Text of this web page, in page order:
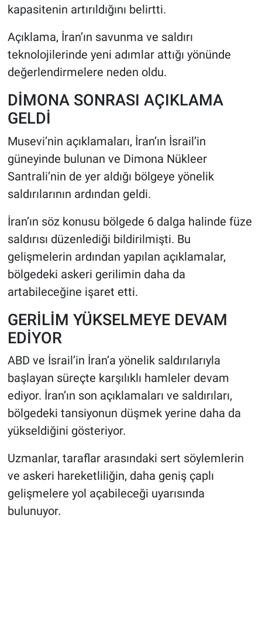
kapasitenin artırıldığını belirtti.
Açıklama, İran’ın savunma ve saldırı
teknolojilerinde yeni adımlar attığı yönünde
değerlendirmelere neden oldu.
DİMONA SONRASI AÇIKLAMA
GELDİ
Musevi’nin açıklamaları, İran’ın İsrail’in
güneyinde bulunan ve Dimona Nükleer
Santrali’nin de yer aldığı bölgeye yönelik
saldırılarının ardından geldi.
İran’ın söz konusu bölgede 6 dalga halinde füze
saldırısı düzenlediği bildirilmişti. Bu
gelişmelerin ardından yapılan açıklamalar,
bölgedeki askeri gerilimin daha da
artabileceğine işaret etti.
GERİLİM YÜKSELMEYE DEVAM
EDİYOR
ABD ve İsrail’in İran’a yönelik saldırılarıyla
başlayan süreçte karşılıklı hamleler devam
ediyor. İran’ın son açıklamaları ve saldırıları,
bölgedeki tansiyonun düşmek yerine daha da
yükseldiğini gösteriyor.
Uzmanlar, taraflar arasındaki sert söylemlerin
ve askeri hareketliliğin, daha geniş çaplı
gelişmelere yol açabileceği uyarısında
bulunuyor.